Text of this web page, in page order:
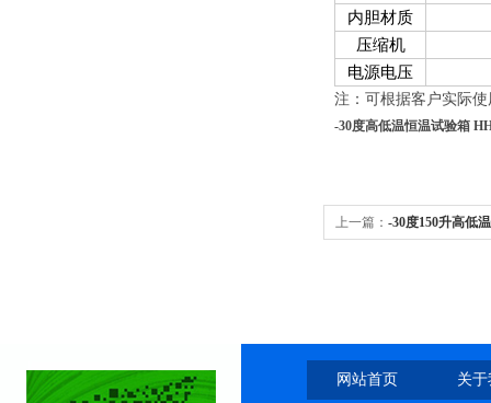
内胆材质
压缩机
电源电压
注：可根据客户实际
-30度高低温恒温试验箱
上一篇： -30度150升高低
网站首页 关